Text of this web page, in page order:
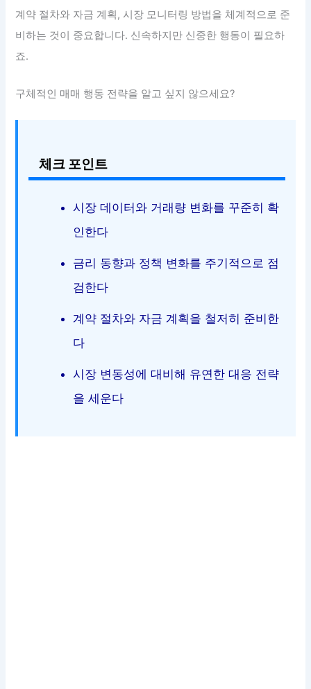
계약 절차와 자금 계획, 시장 모니터링 방법을 체계적으로 준
비하는 것이 중요합니다. 신속하지만 신중한 행동이 필요하
죠.
구체적인 매매 행동 전략을 알고 싶지 않으세요?
체크 포인트
시장 데이터와 거래량 변화를 꾸준히 확
인한다
금리 동향과 정책 변화를 주기적으로 점
검한다
계약 절차와 자금 계획을 철저히 준비한
다
시장 변동성에 대비해 유연한 대응 전략
을 세운다